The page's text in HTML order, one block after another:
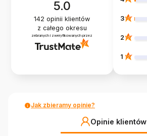
5.0
142 opinii klientów
z całego okresu
zebranych i zweryfikowanych przez
3
2
1
Jak zbieramy opinie?
Opinie klientów